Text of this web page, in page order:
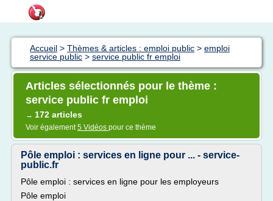
Accueil > Thèmes & articles : emploi public > emploi
service public > service public fr emploi
Articles sélectionnés pour le thème :
service public fr emploi
→ 172 articles
Voir également5 Vidéos pour ce thème
Pôle emploi : services en ligne pour ... - service-
public.fr
Pôle emploi : services en ligne pour les employeurs
Pôle emploi